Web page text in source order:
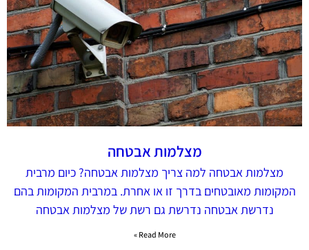
מצלמות אבטחה
מצלמות אבטחה למה צריך מצלמות אבטחה? כיום מרבית
המקומות מאובטחים בדרך זו או אחרת. במרבית המקומות בהם
נדרשת אבטחה נדרשת גם רשת של מצלמות אבטחה
Read More »